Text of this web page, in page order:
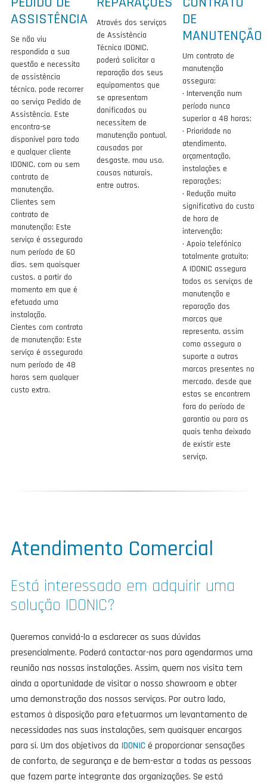
ASSISTÊNCIA
Se não viu
respondida a sua
questão e necessita
de assistência
técnica, pode recorrer
ao serviço Pedido de
Assistência. Este
encontra-se
disponível para todo
e qualquer cliente
IDONIC, com ou sem
contrato de
manutenção.
Clientes sem
contrato de
manutenção: Este
serviço é assegurado
num período de 60
dias, sem quaisquer
custos, a partir do
momento em que é
efetuada uma
instalação.
Cientes com contrato
de manutenção: Este
serviço é assegurado
num período de 48
horas sem qualquer
custo extra.
Através dos serviços
de Assistência
Técnica IDONIC,
poderá solicitar a
reparação dos seus
equipamentos que
se apresentam
danificados ou
necessitem de
manutenção pontual,
causadas por
desgaste, mau uso,
causas naturais,
entre outros.
DE
MANUTENÇÃO
Um contrato de
manutenção
assegura:
· Intervenção num
período nunca
superior a 48 horas;
· Prioridade no
atendimento,
orçamentação,
instalações e
reparações;
· Redução muito
significativa do custo
de hora de
intervenção;
· Apoio telefónico
totalmente gratuito;
A IDONIC assegura
todos os serviços de
manutenção e
reparação das
marcas que
representa, assim
como assegura o
suporte a outras
marcas presentes no
mercado, desde que
estas se encontrem
fora do período de
garantia ou para as
quais tenha deixado
de existir este
serviço.
Atendimento Comercial
Está interessado em adquirir uma
solução IDONIC?
Queremos convidá-lo a esclarecer as suas dúvidas
presencialmente. Poderá contactar-nos para agendarmos uma
reunião nas nossas instalações. Assim, quem nos visita tem
ainda a oportunidade de visitar o nosso showroom e obter
uma demonstração dos nossos serviços. Por outro lado,
estamos à disposição para efetuarmos um levantamento de
necessidades nas suas instalações, sem quaisquer encargos
para si. Um dos objetivos da IDONIC é proporcionar sensações
de conforto, de segurança e de bem-estar a todas as pessoas
que fazem parte integrante das organizações. Se está